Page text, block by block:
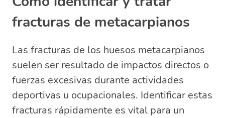
fracturas de metacarpianos
Las fracturas de los huesos metacarpianos
suelen ser resultado de impactos directos o
fuerzas excesivas durante actividades
deportivas u ocupacionales. Identificar estas
fracturas rápidamente es vital para un